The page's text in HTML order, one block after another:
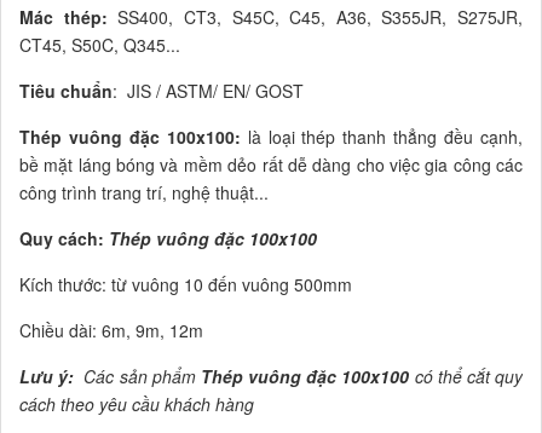
Mác thép:SS400, CT3, S45C, C45, A36, S355JR, S275JR,
CT45, S50C, Q345...
Tiêu chuẩn: JIS / ASTM/ EN/ GOST
Thép vuông đặc 100x100: là loại thép thanh thẳng đều cạnh,
bề mặt láng bóng và mềm dẻo rất dễ dàng cho việc gia công các
công trình trang trí, nghệ thuật...
Quy cách: Thép vuông đặc 100x100
Kích thước: từ vuông 10 đến vuông 500mm
Chiều dài: 6m, 9m, 12m
Lưu ý: Các sản phẩmThép vuông đặc 100x100 có thể cắt quy
cách theo yêu cầu khách hàng